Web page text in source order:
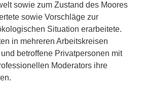
sowie zum Zustand des Moores
sowie Vorschläge zur
Situation erarbeitete.
in mehreren Arbeitskreisen
betroffene Privatpersonen mit
Moderators ihre